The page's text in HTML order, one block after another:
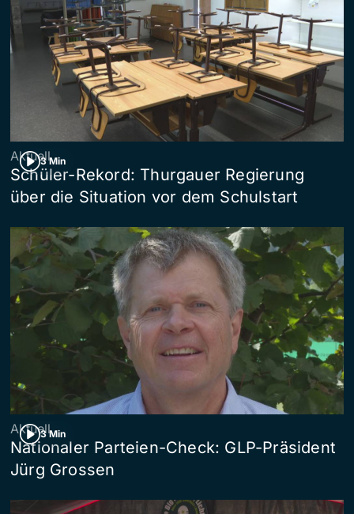
3 Min
Aktuell
Schüler-Rekord: Thurgauer Regierung
über die Situation vor dem Schulstart
3 Min
Aktuell
Nationaler Parteien-Check: GLP-Präsident
Jürg Grossen